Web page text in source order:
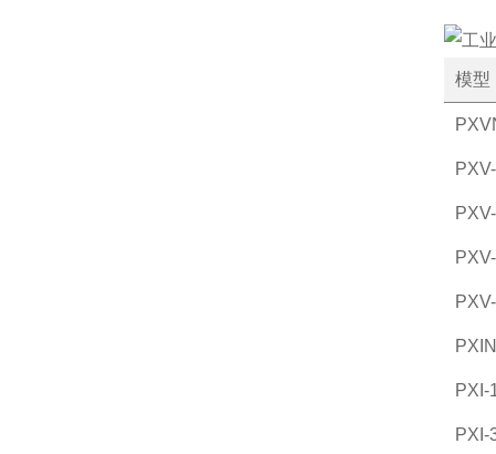
模型
PXI-
PXI-